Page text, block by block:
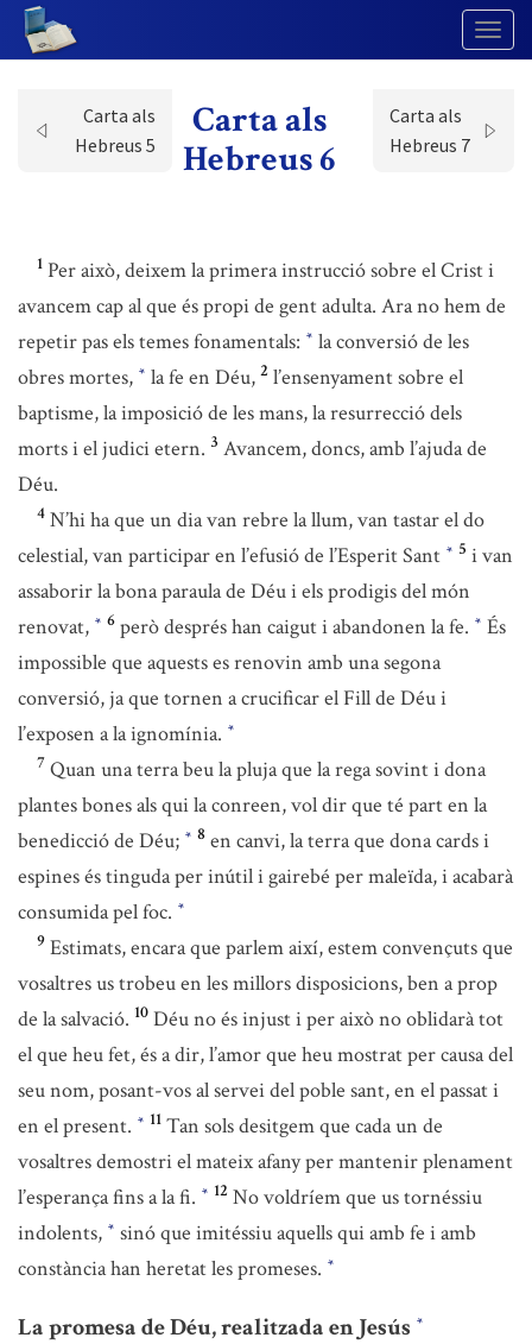
Carta als
Hebreus 5
Carta als
Hebreus 6
Carta als
Hebreus 7
1 Per això, deixem la primera instrucció sobre el Crist i
avancem cap al que és propi de gent adulta. Ara no hem de
repetir pas els temes fonamentals: * la conversió de les
obres mortes, * la fe en Déu, 2 l’ensenyament sobre el
baptisme, la imposició de les mans, la resurrecció dels
morts i el judici etern. 3 Avancem, doncs, amb l’ajuda de
Déu.
4 N’hi ha que un dia van rebre la llum, van tastar el do
celestial, van participar en l’efusió de l’Esperit Sant * 5 i van
assaborir la bona paraula de Déu i els prodigis del món
renovat, * 6 però després han caigut i abandonen la fe. * És
impossible que aquests es renovin amb una segona
conversió, ja que tornen a crucificar el Fill de Déu i
l’exposen a la ignomínia. *
7 Quan una terra beu la pluja que la rega sovint i dona
plantes bones als qui la conreen, vol dir que té part en la
benedicció de Déu; * 8 en canvi, la terra que dona cards i
espines és tinguda per inútil i gairebé per maleïda, i acabarà
consumida pel foc. *
9 Estimats, encara que parlem així, estem convençuts que
vosaltres us trobeu en les millors disposicions, ben a prop
de la salvació. 10 Déu no és injust i per això no oblidarà tot
el que heu fet, és a dir, l’amor que heu mostrat per causa del
seu nom, posant-vos al servei del poble sant, en el passat i
en el present. * 11 Tan sols desitgem que cada un de
vosaltres demostri el mateix afany per mantenir plenament
l’esperança fins a la fi. * 12 No voldríem que us tornéssiu
indolents, * sinó que imitéssiu aquells qui amb fe i amb
constància han heretat les promeses. *
La promesa de Déu, realitzada en Jesús *